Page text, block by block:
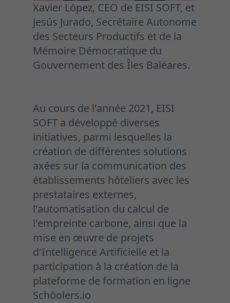
Xavier López, CEO de EISI SOFT, et
Jesús Jurado, Secrétaire Autonome
des Secteurs Productifs et de la
Mémoire Démocratique du
Gouvernement des Îles Baléares.
Au cours de l'année 2021, EISI
SOFT a développé diverses
initiatives, parmi lesquelles la
création de différentes solutions
axées sur la communication des
établissements hôteliers avec les
prestataires externes,
l'automatisation du calcul de
l'empreinte carbone, ainsi que la
mise en œuvre de projets
d'Intelligence Artificielle et la
participation à la création de la
plateforme de formation en ligne
Schôolers.io